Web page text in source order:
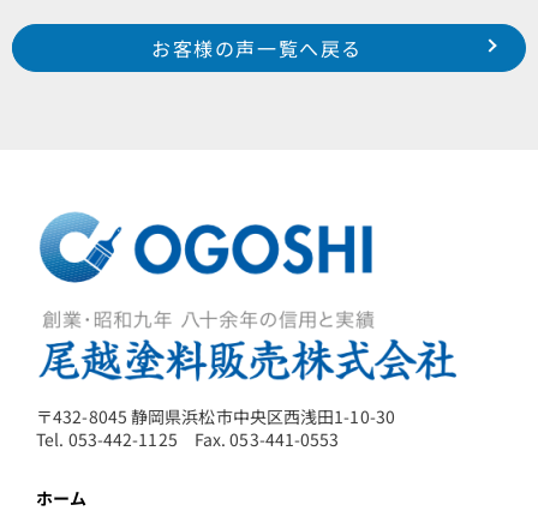
Prev
南区 増楽町 N 様
西区 雄踏町 S 様
お客様の声一覧へ戻る
〒432-8045 静岡県浜松市中央区西浅田1-10-30
Tel. 053-442-1125 Fax. 053-441-0553
ホーム